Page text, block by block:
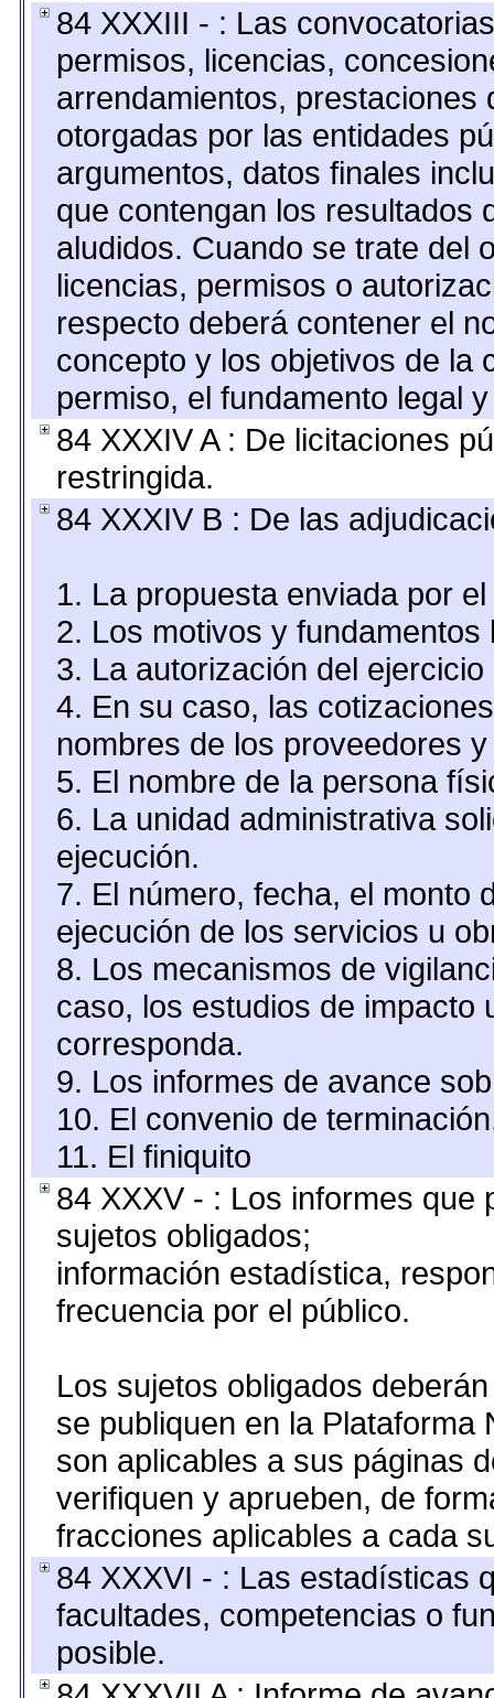
84 XXXIII - : Las
permisos, licencias,
arrendamientos,
otorgadas por las entidades
argumentos, datos finales
que contengan los resultados
aludidos. Cuando se trate del
licencias, permisos o
respecto deberá contener el
concepto y los objetivos de la
permiso, el fundamento legal
84 XXXIV A : De licitaciones
restringida.
84 XXXIV B : De las
1. La propuesta enviada por
2. Los motivos y
3. La autorización del
4. En su caso, las
nombres de los proveedores
5. El nombre de la persona
6. La unidad administrativa
ejecución.
7. El número, fecha, el monto
ejecución de los servicios u
8. Los mecanismos de
caso, los estudios de impacto
corresponda.
9. Los informes de avance
10. El convenio de
11. El finiquito
84 XXXV - : Los informes que
sujetos obligados;
información estadística,
frecuencia por el público.
Los sujetos obligados
se publiquen en la
son aplicables a sus páginas
verifiquen y aprueben, de
fracciones aplicables a cada
84 XXXVI - : Las estadísticas
facultades, competencias o
posible.